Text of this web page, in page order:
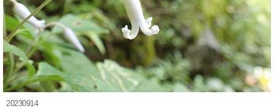
20230914